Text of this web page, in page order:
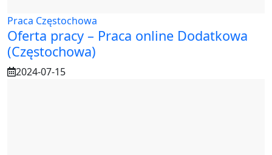
Praca Częstochowa
Oferta pracy – Praca online Dodatkowa
(Częstochowa)
2024-07-15